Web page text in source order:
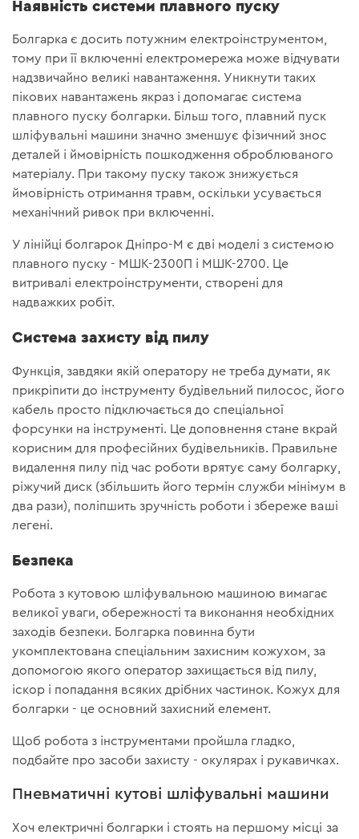
Наявність системи плавного пуску
Болгарка є досить потужним електроінструментом,
тому при її включенні електромережа може відчувати
надзвичайно великі навантаження. Уникнути таких
пікових навантажень якраз і допомагає система
плавного пуску болгарки. Більш того, плавний пуск
шліфувальні машини значно зменшує фізичний знос
деталей і ймовірність пошкодження оброблюваного
матеріалу. При такому пуску також знижується
ймовірність отримання травм, оскільки усувається
механічний ривок при включенні.
У лінійці болгарок Дніпро-М є дві моделі з системою
плавного пуску - МШК-2300П і МШК-2700. Це
витривалі електроінструменти, створені для
надважких робіт.
Система захисту від пилу
Функція, завдяки якій оператору не треба думати, як
прикріпити до інструменту будівельний пилосос, його
кабель просто підключається до спеціальної
форсунки на інструменті. Це доповнення стане вкрай
корисним для професійних будівельників. Правильне
видалення пилу під час роботи врятує саму болгарку,
ріжучий диск (збільшить його термін служби мінімум в
два рази), поліпшить зручність роботи і збереже ваші
легені.
Безпека
Робота з кутовою шліфувальною машиною вимагає
великої уваги, обережності та виконання необхідних
заходів безпеки. Болгарка повинна бути
укомплектована спеціальним захисним кожухом, за
допомогою якого оператор захищається від пилу,
іскор і попадання всяких дрібних частинок. Кожух для
болгарки - це основний захисний елемент.
Щоб робота з інструментами пройшла гладко,
подбайте про засоби захисту - окулярах і рукавичках.
Пневматичні кутові шліфувальні машини
Хоч електричні болгарки і стоять на першому місці за